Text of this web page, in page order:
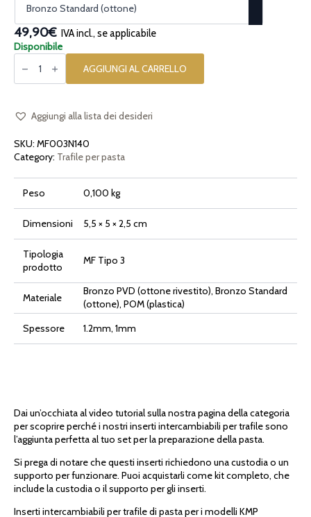
49,90€ IVA incl., se applicabile
Disponibile
Inserto
per
pasta
Curvo
AGGIUNGI AL CARRELLO
Aggiungi alla lista dei desideri
SKU: MF003N140
Category: Trafile per pasta
Peso 0,100 kg
Dimensioni 5,5 × 5 × 2,5 cm
Tipologia
prodotto
MF Tipo 3
Materiale
Bronzo PVD (ottone rivestito), Bronzo Standard
(ottone), POM (plastica)
Spessore
1.2mm, 1mm
Dai un’occhiata al video tutorial sulla nostra pagina della categoria
per scoprire perché i nostri inserti intercambiabili per trafile sono
l’aggiunta perfetta al tuo set per la preparazione della pasta.
Si prega di notare che questi inserti richiedono una custodia o un
supporto per funzionare. Puoi acquistarli come kit completo, che
include la custodia o il supporto per gli inserti.
Inserti intercambiabili per trafile di pasta per i modelli KMP